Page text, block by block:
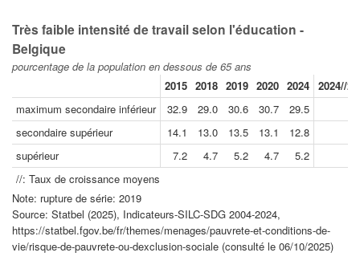
Très faible intensité de travail selon l'éducation -
Belgique
pourcentage de la population en dessous de 65 ans
2015 2018 2019 2020 2024 2024//
maximum secondaire inférieur
32.9 29.0 30.6 30.7 29.5
secondaire supérieur
14.1 13.0 13.5 13.1 12.8
supérieur
7.2 4.7 5.2 4.7 5.2
//: Taux de croissance moyens
Note: rupture de série: 2019
Source: Statbel (2025), Indicateurs-SILC-SDG 2004-2024,
https://statbel.fgov.be/fr/themes/menages/pauvrete-et-conditions-de-
vie/risque-de-pauvrete-ou-dexclusion-sociale (consulté le 06/10/2025)